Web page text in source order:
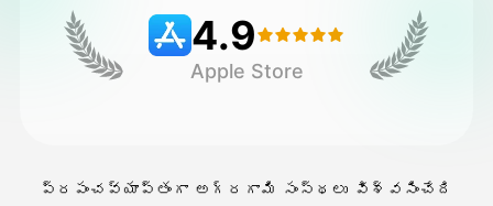
వెల్లులు 4.9
Apple Store
ప్రపంచవ్యాప్తంగా అగ్రగామి సంస్థలు విశ్వసించేది